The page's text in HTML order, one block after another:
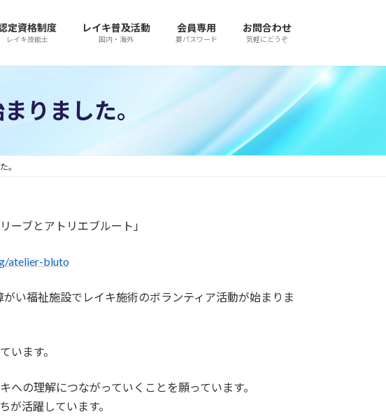
定資格制度
レイキ技能士
レイキ普及活動
国内・海外
会員専用
要パスワード
お問合わせ
気軽にどうぞ
りました。
。
ーブとアトリエブルート」
atelier-bluto
い福祉施設でレイキ施術のボランティア活動が始まりま
います。
への理解につながっていくことを願っています。
が活躍しています。